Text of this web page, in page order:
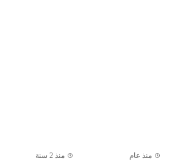
منذ عام منذ 2 سنة